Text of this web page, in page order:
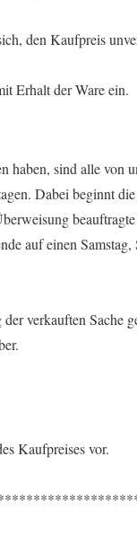
den Kaufpreis
Erhalt der Ware ein.
haben, sind alle von
Dabei beginnt
auf einen
verkauften Sache
Kaufpreises vor.